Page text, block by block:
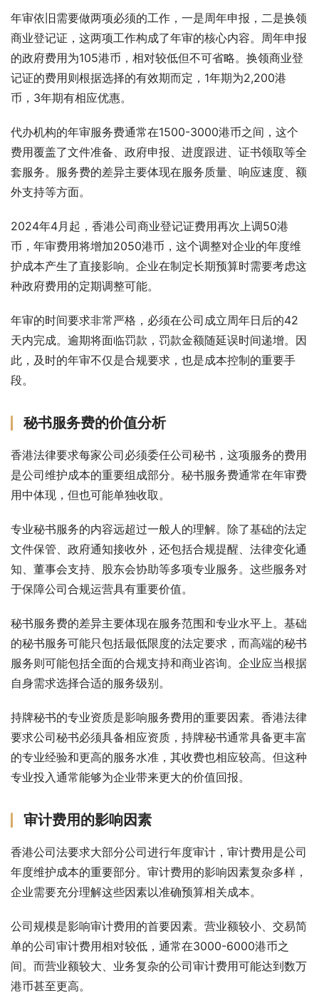
年审依旧需要做两项必须的工作，一是周年申报，二是换领
商业登记证，这两项工作构成了年审的核心内容。周年申报
的政府费用为105港币，相对较低但不可省略。换领商业登
记证的费用则根据选择的有效期而定，1年期为2,200港
币，3年期有相应优惠。
代办机构的年审服务费通常在1500-3000港币之间，这个
费用覆盖了文件准备、政府申报、进度跟进、证书领取等全
套服务。服务费的差异主要体现在服务质量、响应速度、额
外支持等方面。
2024年4月起，香港公司商业登记证费用再次上调50港
币，年审费用将增加2050港币，这个调整对企业的年度维
护成本产生了直接影响。企业在制定长期预算时需要考虑这
种政府费用的定期调整可能。
年审的时间要求非常严格，必须在公司成立周年日后的42
天内完成。逾期将面临罚款，罚款金额随延误时间递增。因
此，及时的年审不仅是合规要求，也是成本控制的重要手
段。
秘书服务费的价值分析
香港法律要求每家公司必须委任公司秘书，这项服务的费用
是公司维护成本的重要组成部分。秘书服务费通常在年审费
用中体现，但也可能单独收取。
专业秘书服务的内容远超过一般人的理解。除了基础的法定
文件保管、政府通知接收外，还包括合规提醒、法律变化通
知、董事会支持、股东会协助等多项专业服务。这些服务对
于保障公司合规运营具有重要价值。
秘书服务费的差异主要体现在服务范围和专业水平上。基础
的秘书服务可能只包括最低限度的法定要求，而高端的秘书
服务则可能包括全面的合规支持和商业咨询。企业应当根据
自身需求选择合适的服务级别。
持牌秘书的专业资质是影响服务费用的重要因素。香港法律
要求公司秘书必须具备相应资质，持牌秘书通常具备更丰富
的专业经验和更高的服务水准，其收费也相应较高。但这种
专业投入通常能够为企业带来更大的价值回报。
审计费用的影响因素
香港公司法要求大部分公司进行年度审计，审计费用是公司
年度维护成本的重要部分。审计费用的影响因素复杂多样，
企业需要充分理解这些因素以准确预算相关成本。
公司规模是影响审计费用的首要因素。营业额较小、交易简
单的公司审计费用相对较低，通常在3000-6000港币之
间。而营业额较大、业务复杂的公司审计费用可能达到数万
港币甚至更高。